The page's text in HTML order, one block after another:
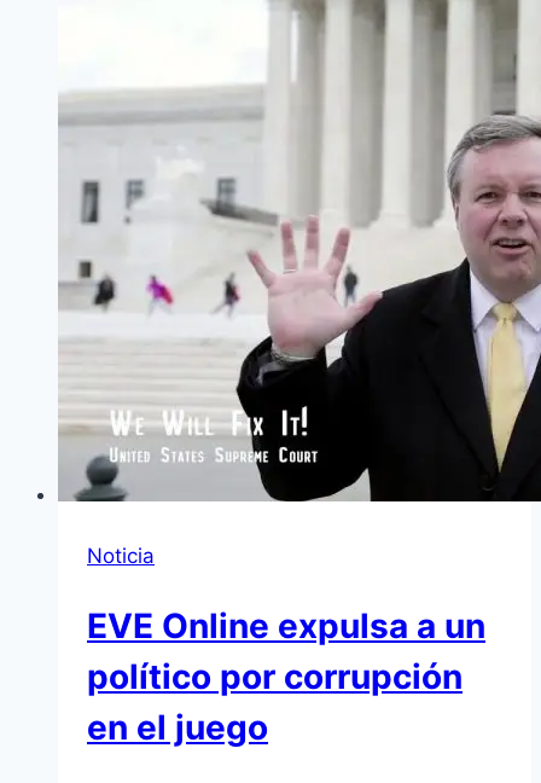
Noticia
EVE Online expulsa a un
político por corrupción
en el juego